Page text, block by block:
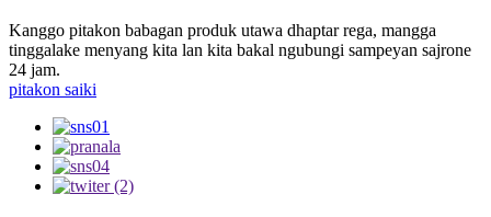
Kanggo pitakon babagan produk utawa dhaptar rega, mangga
tinggalake menyang kita lan kita bakal ngubungi sampeyan sajrone
24 jam.
pitakon saiki